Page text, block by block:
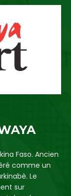
Faso. Ancien
comme un
Le
sur